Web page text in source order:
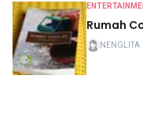
Rumah
NENGLITA